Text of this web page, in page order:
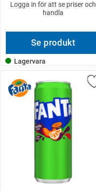
Logga in för att se priser och
handla
Se produkt
Lagervara